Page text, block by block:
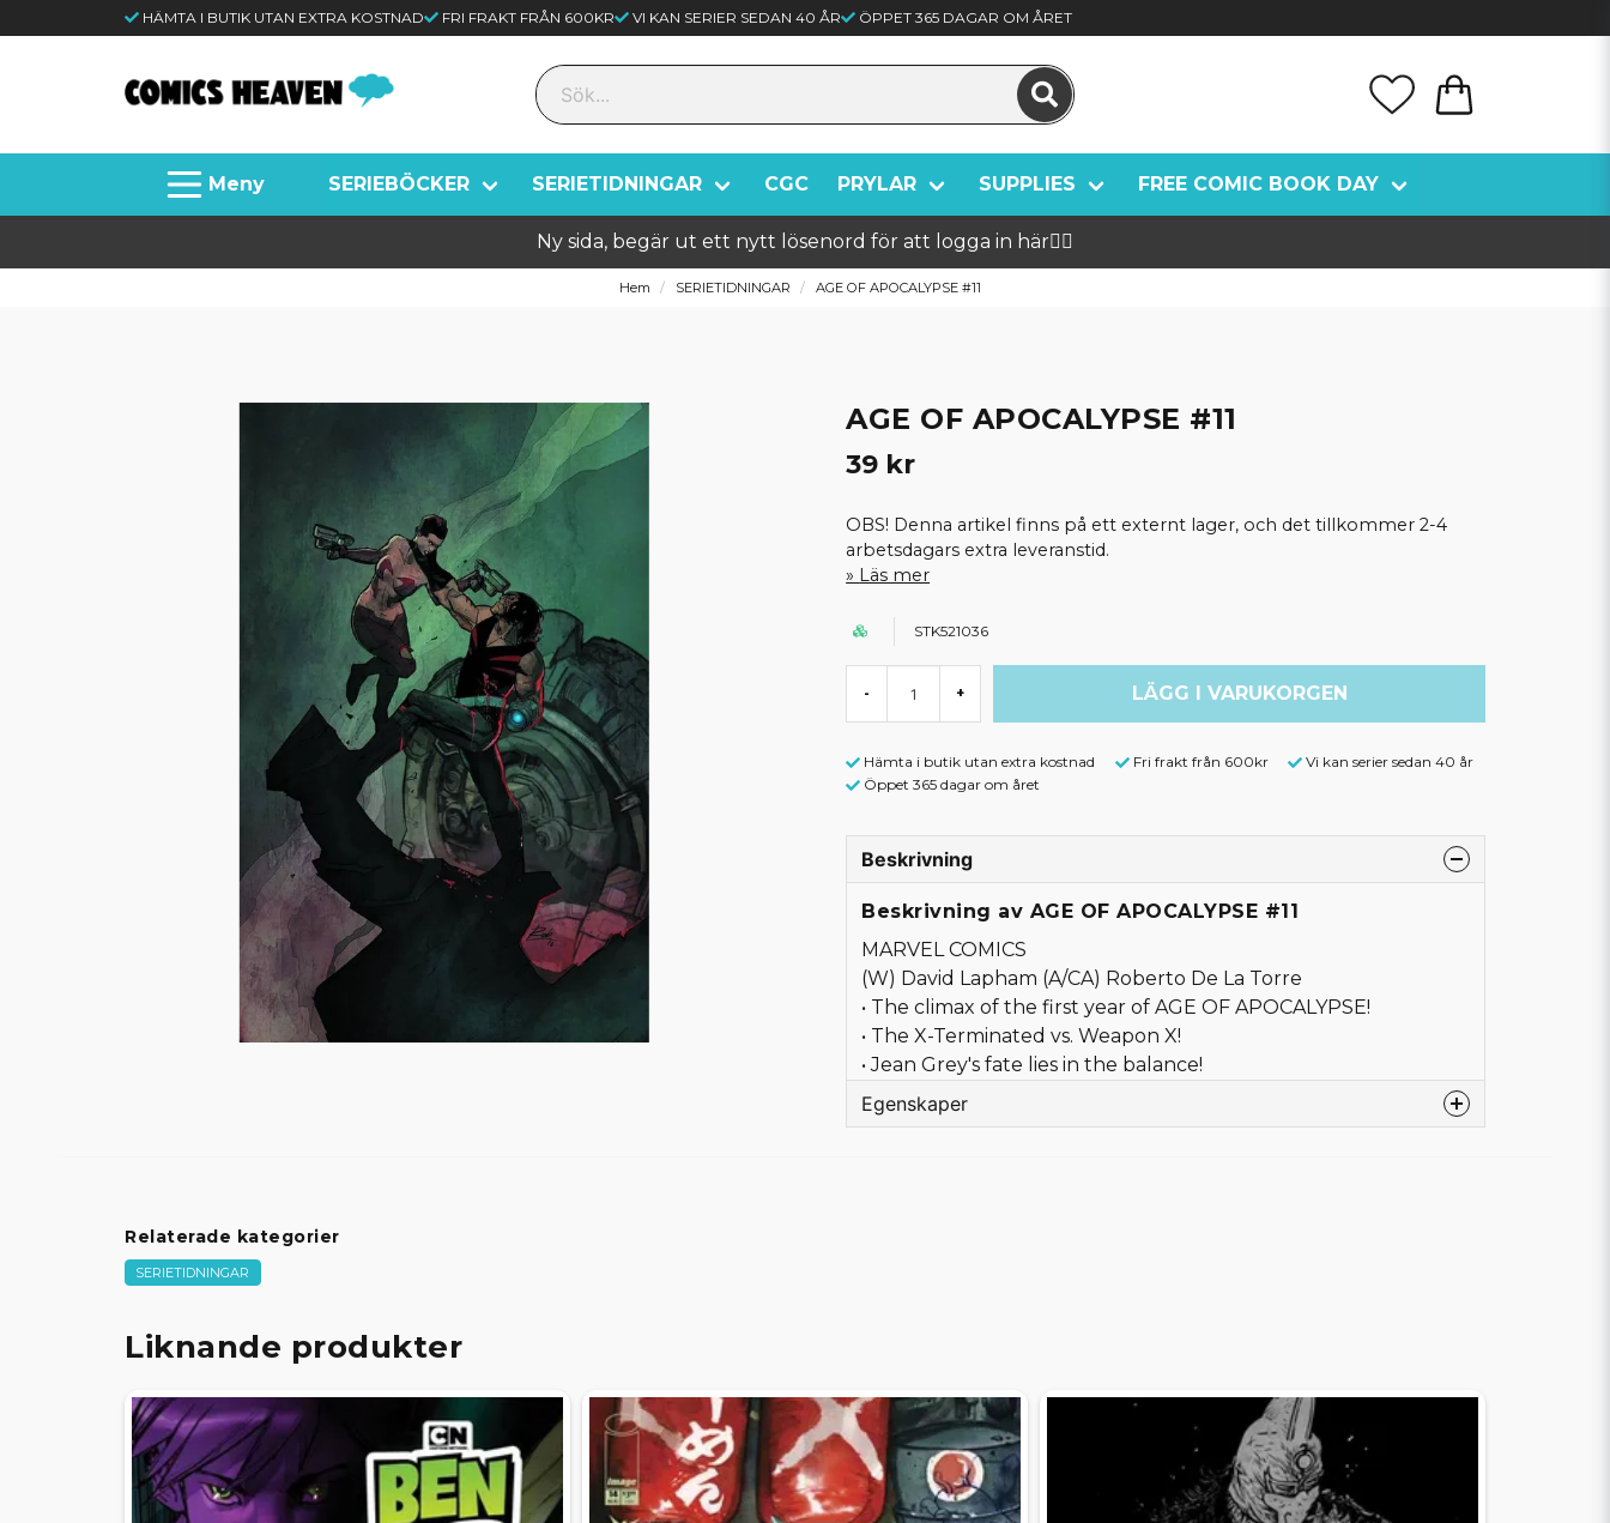
HÄMTA I BUTIK UTAN EXTRA KOSTNAD FRI FRAKT FRÅN 600KR VI KAN SERIER SEDAN 40 ÅR ÖPPET 365 DAGAR OM ÅRET
SERIEBÖCKER SERIETIDNINGAR CGC PRYLAR SUPPLIES FREE COMIC BOOK DAY
Ny sida, begär ut ett nytt lösenord för att logga in här🦸‍♂️
Hem SERIETIDNINGAR AGE OF APOCALYPSE #11
AGE OF APOCALYPSE #11
39 kr
OBS! Denna artikel finns på ett externt lager, och det tillkommer 2-4
arbetsdagars extra leveranstid.
Läs mer
STK521036
- + LÄGG I VARUKORGEN
Hämta i butik utan extra kostnad Fri frakt från 600kr
Vi kan serier sedan 40 år
Öppet 365 dagar om året
Beskrivning
Beskrivning av AGE OF APOCALYPSE #11
MARVEL COMICS
(W) David Lapham (A/CA) Roberto De La Torre
• The climax of the first year of AGE OF APOCALYPSE!
• The X-Terminated vs. Weapon X!
• Jean Grey's fate lies in the balance!
Egenskaper
Relaterade kategorier
SERIETIDNINGAR
Liknande produkter